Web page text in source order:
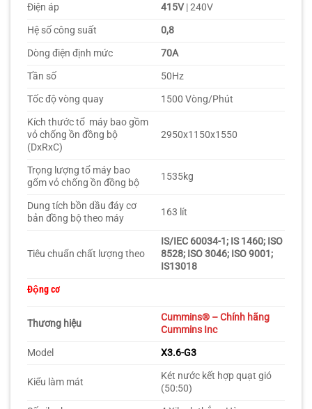
Điện áp
415V| 240V
Hệ số công suất
0,8
Dòng điện định mức
70A
Tần số
50Hz
Tốc độ vòng quay
1500 Vòng/Phút
Kích thước tổ máy bao gồm
vỏ chống ồn đồng bộ
(DxRxC)
2950x1150x1550
Trọng lượng tổ máy bao
gổm vỏ chống ồn đồng bộ
1535kg
Dung tích bồn dầu đáy cơ
bản đồng bộ theo máy
163 lít
Tiêu chuẩn chất lượng theo
IS/IEC 60034-1; IS 1460; ISO
8528; ISO 3046; ISO 9001;
IS13018
Động cơ
Thương hiệu
Cummins® – Chính hãng
Cummins Inc
Model
X3.6-G3
Kiểu làm mát
Két nước kết hợp quạt gió
(50:50)